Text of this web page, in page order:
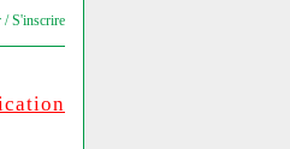
/ S'inscrire